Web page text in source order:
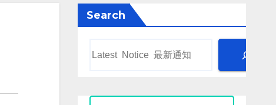
Search